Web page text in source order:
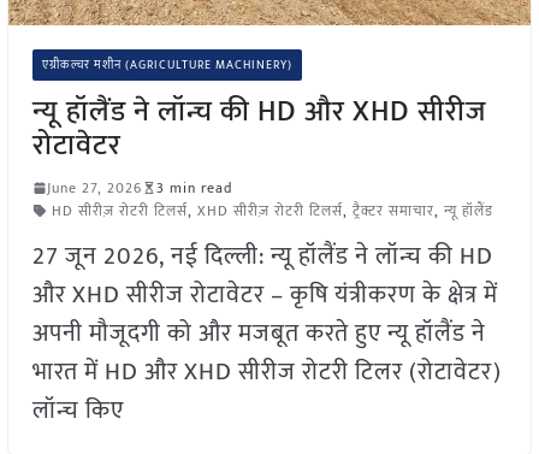
एग्रीकल्चर मशीन (AGRICULTURE MACHINERY)
न्यू हॉलैंड ने लॉन्च की HD और XHD सीरीज
रोटावेटर
June 27, 2026
3 min read
HD सीरीज़ रोटरी टिलर्स, XHD सीरीज़ रोटरी टिलर्स, ट्रैक्टर समाचार, न्यू हॉलैंड
27 जून 2026, नई दिल्ली: न्यू हॉलैंड ने लॉन्च की HD
और XHD सीरीज रोटावेटर – कृषि यंत्रीकरण के क्षेत्र में
अपनी मौजूदगी को और मजबूत करते हुए न्यू हॉलैंड ने
भारत में HD और XHD सीरीज रोटरी टिलर (रोटावेटर)
लॉन्च किए